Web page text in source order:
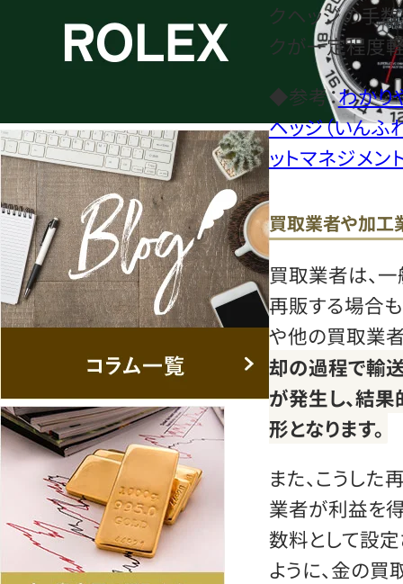
クヘッジの手
クが一定程度
◆参考：わかり
ヘッジ（いんふ
ットマネジメン
買取業者や加工
買取業者は、
再販する場合
や他の買取業者
却の過程で輸
が発生し、結
形となります。
また、こうし
業者が利益を
数料として設
ように、金の